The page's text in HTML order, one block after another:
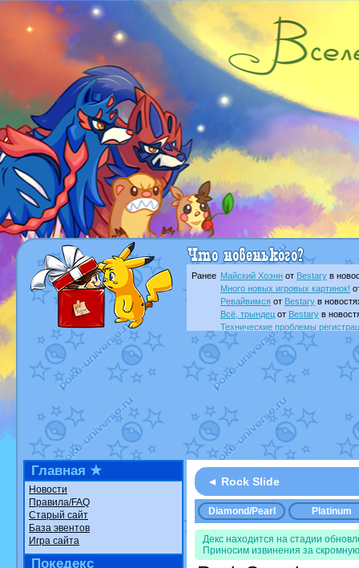
Ранее Майский Хоэнн от Bestary в
Много новых игровых картинок!
Ревайвимся от Bestary в
Всё, трындец от Bestary в
Технические проблемы
доброе утро славянеот
в
Йолда и Мимикьюот
Недовольный котомангуст
от
The Dark Wishmaker от
Randomon
ilovearceus
Raging Boltот GraceDaFox
в
Shadow mismagiusот
в
художник
отvicavica в фанарте.
Главная ★
Новости
Правила/FAQ
Старый сайт
База эвентов
Игра сайта
Покедекс
◄ Rock Slide
Diamond/Pearl Platinum
Декс находится на стадии
Приносим извинения за